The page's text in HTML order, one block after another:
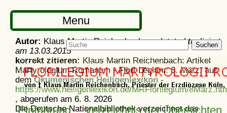
Menu
Suchen
Einführung Verzeichnis der Übersichten
Autor: Klaus Martin Reichenbach -zuletzt aktualisiert
am 13.03.2015
korrekt zitieren:Klaus Martin Reichenbach: Artikel
Martyrologium Romanum - Flori-Legium: 8. März, aus
demÖkumenischen Heiligenlexikon-
https://www.heiligenlexikon.de/MRFlorilegium/
, abgerufen am 6. 8. 2026
Die Deutsche Nationalbibliothek verzeichnet das